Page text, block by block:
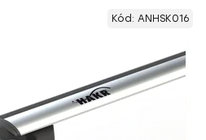
Kód: ANHSK016